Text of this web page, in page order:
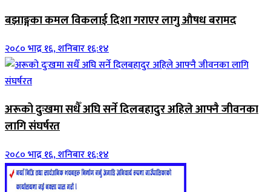
बझाङ्गका कमल विकलाई दिशा गराएर लागु औषध बरामद
२०८० भाद्र १६, शनिबार १६:१४
अरूको दुःखमा सधैँ अघि सर्ने दिलबहादुर अहिले आफ्नै जीवनका
लागि संघर्षरत
२०८० भाद्र १६, शनिबार १६:१४